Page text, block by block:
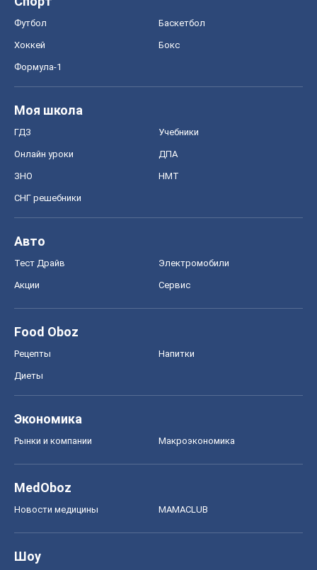
Футбол Баскетбол
Хоккей Бокс
Формула-1
Моя школа
ГДЗ Учебники
Онлайн уроки ДПА
ЗНО НМТ
СНГ решебники
Авто
Тест Драйв Электромобили
Акции Сервис
Food Oboz
Рецепты Напитки
Диеты
Экономика
Рынки и компании Mакроэкономика
MedOboz
Новости медицины MAMACLUB
Шоу